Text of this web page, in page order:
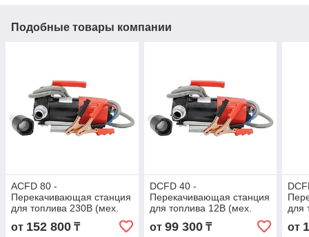
Подобные товары компании
ACFD 80 -
Перекачивающая станция
для топлива 230В (мех.
счетчик, мех. пистолет),
80 л/мин
от 152 800 ₸
DCFD 40 -
Перекачивающая станция
для топлива 12В (мех.
счетчик, мех. пистолет),
40 л/мин
от 99 300₸
для
60
от